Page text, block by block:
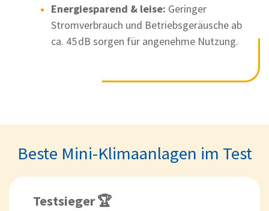
Energiesparend & leise: Geringer
Stromverbrauch und Betriebsgeräusche ab
ca. 45 dB sorgen für angenehme Nutzung.
Beste Mini-Klimaanlagen im Test
Testsieger 🏆